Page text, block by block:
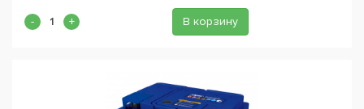
В корзину